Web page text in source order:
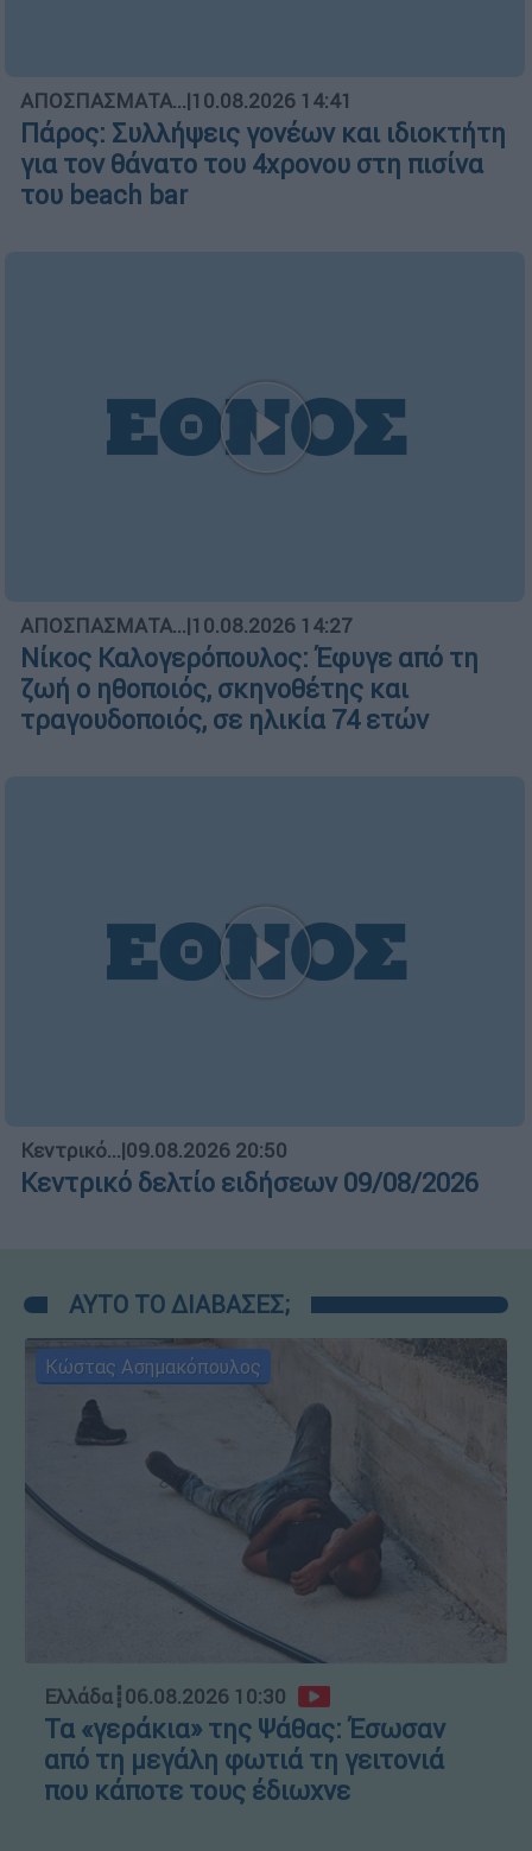
ΑΠΟΣΠΑΣΜΑΤΑ...|10.08.2026 14:41
Πάρος: Συλλήψεις γονέων και ιδιοκτήτη
για τον θάνατο του 4χρονου στη πισίνα
του beach bar
ΑΠΟΣΠΑΣΜΑΤΑ...|10.08.2026 14:27
Νίκος Καλογερόπουλος: Έφυγε από τη
ζωή ο ηθοποιός, σκηνοθέτης και
τραγουδοποιός, σε ηλικία 74 ετών
Κεντρικό...|09.08.2026 20:50
Κεντρικό δελτίο ειδήσεων 09/08/2026
ΑΥΤΟ ΤΟ ΔΙΑΒΑΣΕΣ;
Κώστας Ασημακόπουλος
Ελλάδα┋06.08.2026 10:30
Τα «γεράκια» της Ψάθας: Έσωσαν
από τη μεγάλη φωτιά τη γειτονιά
που κάποτε τους έδιωχνε